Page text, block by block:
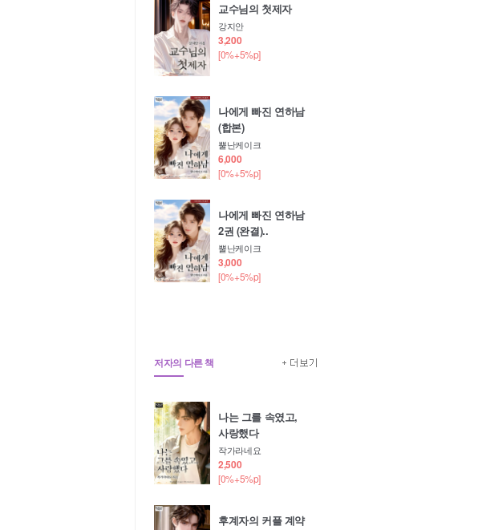
교수님의 첫제자
강지안
3,200
[0%+5%p]
나에게 빠진 연하남
(합본)
뿔난케이크
6,000
[0%+5%p]
나에게 빠진 연하남
2권 (완결)..
뿔난케이크
3,000
[0%+5%p]
저자의 다른 책
나는 그를 속였고,
사랑했다
작가라네요
2,500
[0%+5%p]
후계자의 커플 계약